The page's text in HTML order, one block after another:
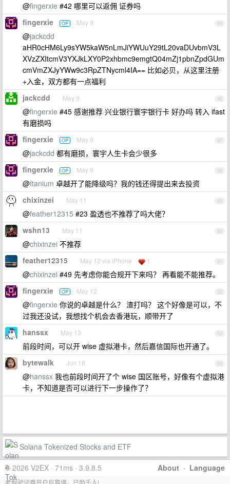
@fingerxie #42 哪里可以返佣 证券吗
45
fingerxie OP May 9
@jackcdd
aHR0cHM6Ly9sYW5kaW5nLmJiYWUuY29tL20vaDUvbmV3L
XVzZXItcmV3YXJkLXY0P2xhbmc9emgtQ04mZj1pbnZpdGUm
cmVmZXJyYWw9c3RpZTNycml4IA== 比如必贝，从这里注册
+入金，双方都有一点福利
46
jackcdd May 9
@fingerxie #45 感谢推荐 兴业银行寰宇银行卡 好办吗 转入 ifast
有磨损吗
47
fingerxie OP May 9
@jackcdd 都有磨损，寰宇人生卡会少很多
48
fingerxie OP May 9
@Itanium 卓越开了能降级吗？我的钱还得提出来去投资
49
chixinzei May 11
@feather12315 #23 盈透也不推荐了吗大佬？
50
wshn13 May 11
@chixinzei 不推荐
51
feather12315 May 12 via iPhone 1
@chixinzei #49 先考虑你能合规开下来吗？ 再看能不能推荐。
52
fingerxie OP May 12
@fingerxie 你说的卓越是什么？ 渣打吗？ 这个好像是可以，不
过我还没试，我想找个机会去香港玩，顺带开了
53
hanssx May 13
前段时间，可以开 wise 虚拟港卡，然后嘉信国际也开通了。
54
bytewalk Jun 18
@hanssx 我也前段时间开了个 wise 国区账号，好像有个虚拟港
卡，不知道是否可以进行下一步操作了？
Solana Tokenized Stocks and ETF
About · Language
© 2026 V2EX · 71ms · 3.9.8.5
老倔驴证券开户巨靠谱，已助千人!